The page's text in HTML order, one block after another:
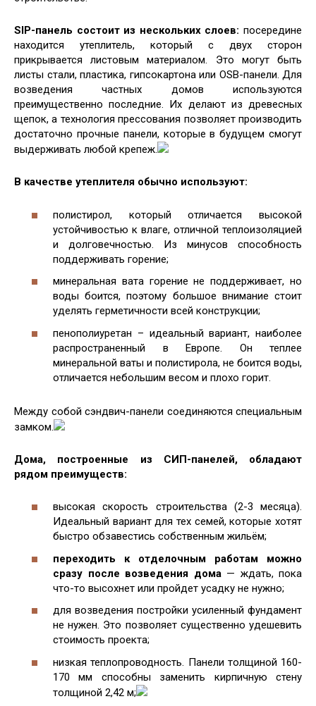
SIP-панель состоит из нескольких слоев: посередине
находится утеплитель, который с двух сторон
прикрывается листовым материалом. Это могут быть
листы стали, пластика, гипсокартона или OSB-панели. Для
возведения частных домов используются
преимущественно последние. Их делают из древесных
щепок, а технология прессования позволяет производить
достаточно прочные панели, которые в будущем смогут
выдерживать любой крепеж.
В качестве утеплителя обычно используют:
полистирол, который отличается высокой
устойчивостью к влаге, отличной теплоизоляцией
и долговечностью. Из минусов способность
поддерживать горение;
минеральная вата горение не поддерживает, но
воды боится, поэтому большое внимание стоит
уделять герметичности всей конструкции;
пенополиуретан – идеальный вариант, наиболее
распространенный в Европе. Он теплее
минеральной ваты и полистирола, не боится воды,
отличается небольшим весом и плохо горит.
Между собой сэндвич-панели соединяются специальным
замком.
Дома, построенные из СИП-панелей, обладают
рядом преимуществ:
высокая скорость строительства (2-3 месяца).
Идеальный вариант для тех семей, которые хотят
быстро обзавестись собственным жильём;
переходить к отделочным работам можно
сразу после возведения дома— ждать, пока
что-то высохнет или пройдет усадку не нужно;
для возведения постройки усиленный фундамент
не нужен. Это позволяет существенно удешевить
стоимость проекта;
низкая теплопроводность. Панели толщиной 160-
170 мм способны заменить кирпичную стену
толщиной 2,42 м;